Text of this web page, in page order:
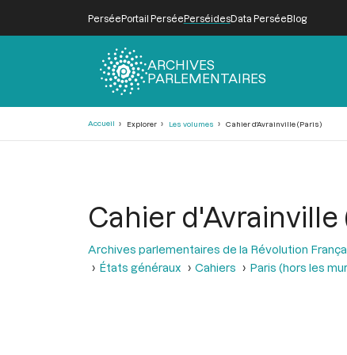
PerséePortail PerséePerséidesData PerséeBlog
ARCHIVES
PARLEMENTAIRES
Accueil Explorer Les volumes Cahier d'Avrainville (Paris)
Cahier d'Avrainville
Archives parlementaires de la Révolution
États généraux
Cahiers Paris (hors les